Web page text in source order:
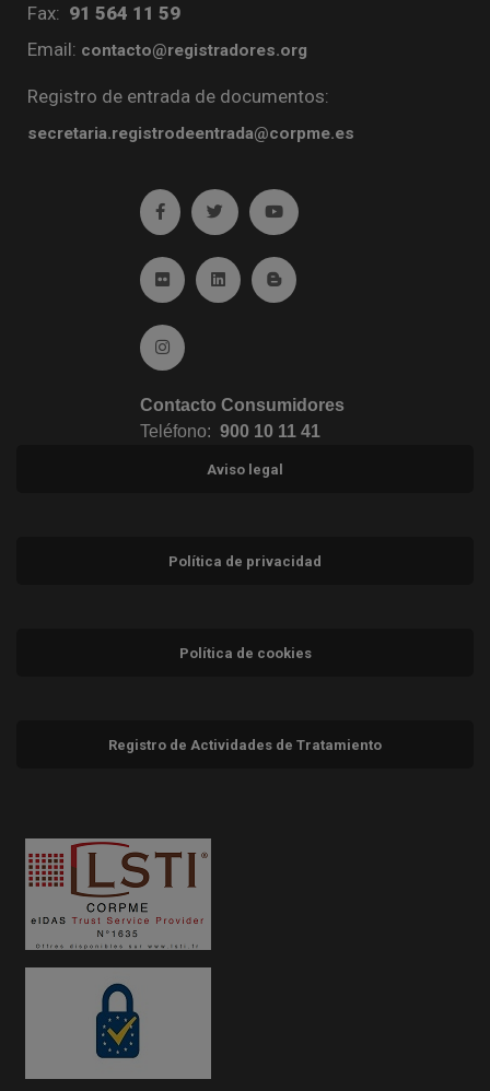
Fax: 91 564 11 59
Email: contacto@registradores.org
Registro de entrada de documentos:
secretaria.registrodeentrada@corpme.es
Ir a facebook (abre en ventana nueva)
Ir a twitter (abre en ventana nueva)
Ir a YouTube (abre en
Ir a Flickr (abre en ventana nueva)
Ir a Linkedin (abre en ventana nueva)
Ir al Blog (abre en ventana
Ir a Instagram (abre en ventana nueva)
Contacto Consumidores
Teléfono: 900 10 11 41
Aviso legal
Política de privacidad
Política de cookies
Registro de Actividades de Tratamiento